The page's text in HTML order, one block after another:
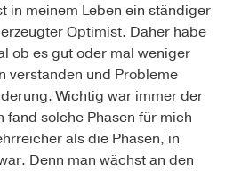
in meinem Leben ein ständiger
Optimist. Daher habe
ob es gut oder mal weniger
verstanden und Probleme
Wichtig war immer der
fand solche Phasen für mich
als die Phasen, in
Denn man wächst an den